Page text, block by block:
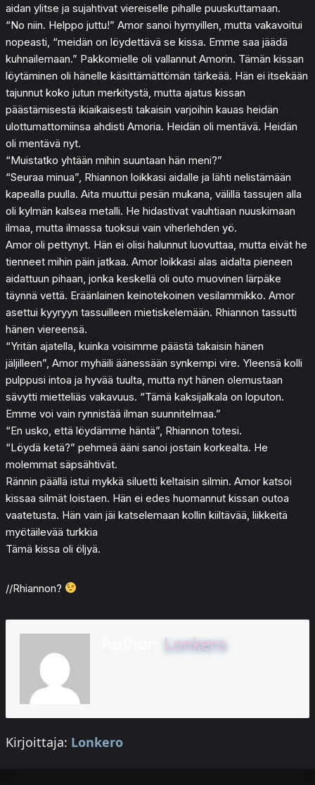
aidan ylitse ja sujahtivat viereiselle pihalle puuskuttamaan.
“No niin. Helppo juttu!” Amor sanoi hymyillen, mutta vakavoitui
nopeasti, “meidän on löydettävä se kissa. Emme saa jäädä
kuhnailemaan.” Pakkomielle oli vallannut Amorin. Tämän kissan
löytäminen oli hänelle käsittämättömän tärkeää. Hän ei itsekään
tajunnut koko jutun merkitystä, mutta ajatus kissan
päästämisestä ikiaikaisesti takaisin varjoihin kauas heidän
ulottumattomiinsa ahdisti Amoria. Heidän oli mentävä. Heidän
oli mentävä nyt.
“Muistatko yhtään mihin suuntaan hän meni?”
“Seuraa minua”, Rhiannon loikkasi aidalle ja lähti nelistämään
kapealla puulla. Aita muuttui pesän mukana, välillä tassujen alla
oli kylmän kalsea metalli. He hidastivat vauhtiaan nuuskimaan
ilmaa, mutta ilmassa tuoksui vain viherlehden yö.
Amor oli pettynyt. Hän ei olisi halunnut luovuttaa, mutta eivät he
tienneet mihin päin jatkaa. Amor loikkasi alas aidalta pieneen
aidattuun pihaan, jonka keskellä oli outo muovinen lärpäke
täynnä vettä. Eräänlainen keinotekoinen vesilammikko. Amor
asettui kyyryyn tassuilleen mietiskelemään. Rhiannon tassutti
hänen viereensä.
“Yritän ajatella, kuinka voisimme päästä takaisin hänen
jäljilleen”, Amor myhäili äänessään synkempi vire. Yleensä kolli
pulppusi intoa ja hyvää tuulta, mutta nyt hänen olemustaan
sävytti mietteliäs vakavuus. “Tämä kaksijalkala on loputon.
Emme voi vain rynnistää ilman suunnitelmaa.”
“En usko, että löydämme häntä”, Rhiannon totesi.
“Löydä ketä?” pehmeä ääni sanoi jostain korkealta. He
molemmat säpsähtivät.
Rännin päällä istui mykkä siluetti keltaisin silmin. Amor katsoi
kissaa silmät loistaen. Hän ei edes huomannut kissan outoa
vaatetusta. Hän vain jäi katselemaan kollin kiiltävää, liikkeitä
myötäilevää turkkia
Tämä kissa oli öljyä.
//Rhiannon?
Lonkero
Kirjoittaja: Lonkero